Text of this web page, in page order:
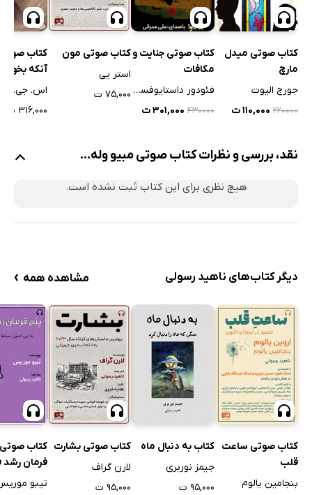
کتاب صوتی میدل
مارچ
جورج الیوت
۲۲۰۰۰۰ ۱۱۰,۰۰۰ ت
کتاب صوتی جنایت و
مکافات
فئودور داستایوفسکی
۴۳۰۰۰۰ ۳۰۱,۰۰۰ ت
کتاب صوتی مون
استر یی
۷۵,۰۰۰ ت
کتاب
آنکه
اس. جی.
۳۱۶,۰۰۰ ت
نقد، بررسی و نظرات کتاب صوتی مبیو وله...
هیچ نظری برای این کتاب ثبت نشده است.
دیگر کتاب‌های ناهید رسولی مشاهده همه ›
کتاب صوتی ساعت
قلب
بنجامین یالوم
کتاب به دنبال ماه
جیمز نوربری
۹۵,۰۰۰ ت
کتاب صوتی بشارت
لارن گراف
۹۵,۰۰۰ ت
کتاب
فرمان رشد
تیبو